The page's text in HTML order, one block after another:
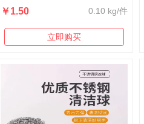
￥1.50 0.10 kg/件
立即购买